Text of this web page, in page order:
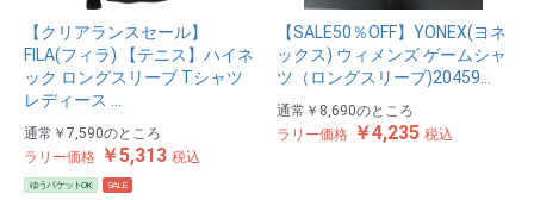
【クリアランスセール】
FILA(フィラ) 【テニス】ハイネ
ック ロングスリーブ Tシャツ
レディース …
通常 ￥7,590のところ
ラリー価格 ￥5,313 税込
ゆうパケットOK SALE
【SALE50％OFF】YONEX(ヨネ
ックス) ウィメンズ ゲームシャ
ツ（ロングスリーブ)20459…
通常 ￥8,690のところ
ラリー価格 ￥4,235 税込